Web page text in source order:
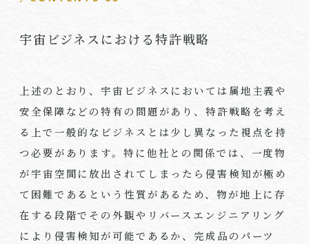
宇宙ビジネスにおける特許戦略
上述のとおり、宇宙ビジネスにおいては属地主義や
安全保障などの特有の問題があり、特許戦略を考え
る上で一般的なビジネスとは少し異なった視点を持
つ必要があります。特に他社との関係では、一度物
が宇宙空間に放出されてしまったら侵害検知が極め
て困難であるという性質があるため、物が地上に存
在する段階でその外観やリバースエンジニアリング
により侵害検知が可能であるか、完成品のパーツ